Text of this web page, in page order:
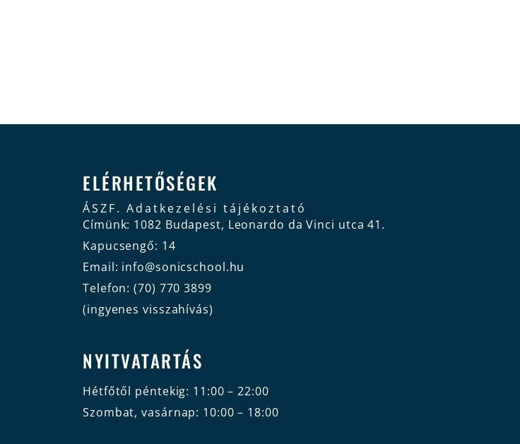
ELÉRHETŐSÉGEK
ÁSZF. Adatkezelési tájékoztató
Címünk: 1082 Budapest, Leonardo da Vinci utca 41.
Kapucsengő: 14
Email: info@sonicschool.hu
Telefon: (70) 770 3899
(ingyenes visszahívás)
NYITVATARTÁS
Hétfőtől péntekig: 11:00 – 22:00
Szombat, vasárnap: 10:00 – 18:00